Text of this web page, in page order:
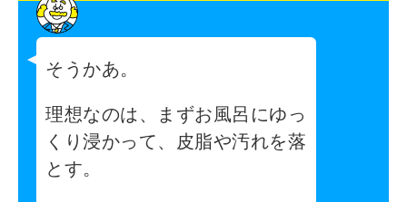
そうかあ。
理想なのは、まずお風呂にゆっ
くり浸かって、皮脂や汚れを落
とす。